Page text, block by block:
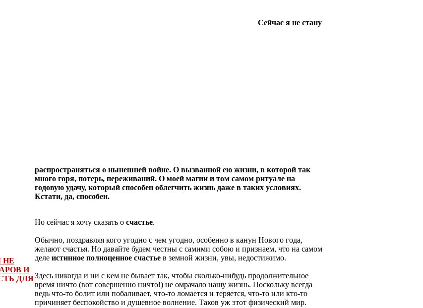
НЕ
И
ДЛЯ
Сейчас я не стану
распространяться о нынешней войне. О вызванной ею жизни, в которой так
много горя, потерь, переживаний. О моей магии и том самом ритуале на
годовую удачу, который способен облегчить жизнь даже в таких условиях.
Кстати, да, способен.
Но сейчас я хочу сказать о счастье.
Обычно, поздравляя кого угодно с чем угодно, особенно в канун Нового года,
желают счастья. Но давайте будем честны с самими собою и признаем, что на самом
деле истинное полноценное счастье в земной жизни, увы, недостижимо.
Здесь никогда и ни с кем не бывает так, чтобы сколько-нибудь продолжительное
время ничто (вот совершенно ничто!) не омрачало нашу жизнь. Поскольку всегда
ведь что-то болит или побаливает, что-то ломается и теряется, что-то или кто-то
причиняет беспокойство и душевное волнение. Таков уж этот физический мир.